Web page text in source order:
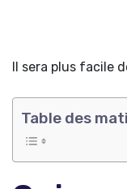
Il sera plus facile
Table des